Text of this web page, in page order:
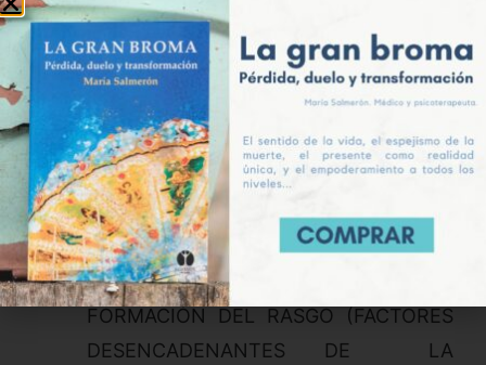
bienestar.
Esta propuesta surge comocomplemento
de otros abordajes que ponen su énfasis en
el trabajo sobre el ego (las pasiones y
fijaciones del ser inferior).
Objetivos generales:
ACTUAR SOBRE EL ORIGEN DE LA
FORMACIÓN DEL RASGO (FACTORES
DESENCADENANTES DE LA